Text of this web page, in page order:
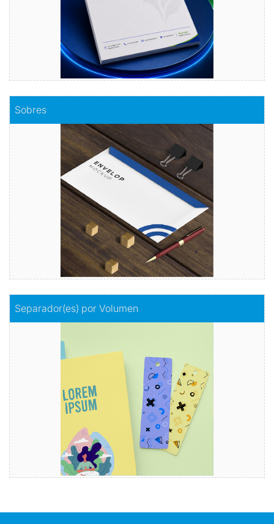
Sobres
Envuelve tu mensaje con sobres de calidad
Comprar
Comprar
Separador(es) por Volumen
Comprar
Comprar